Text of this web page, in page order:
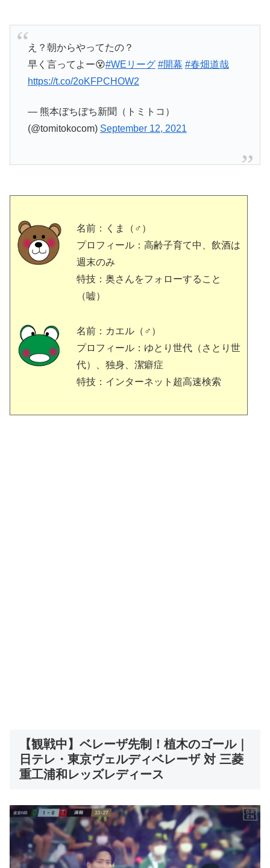
え？朝からやってたの？
早く言ってよー😵#WEリーグ #開幕 #春畑道哉
https://t.co/2oKFPCHOW2
— 熊本ぼちぼち新聞（トミトコ）
(@tomitokocom) September 12, 2021
名前：くま（♂）
プロフィール：高齢子育て中、飲酒は
週末のみ
特技：奥さんをフォローすること
（嘘）
名前：カエル（♂）
プロフィール：ゆとり世代（さとり世
代）、独身、潔癖症
特技：インターネット超高速検索
【観戦中】ベレーザ先制！植木のゴール｜
日テレ・東京ヴェルディベレーザ 対 三菱
重工浦和レッズレディース